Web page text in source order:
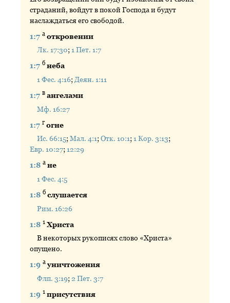
страданий, войдут в покой Господа и будут
наслаждаться его свободой.
1:7а откровении
Лк. 17:30; 1 Пет. 1:7
1:7б неба
1 Фес. 4:16; Деян. 1:11
1:7в ангелами
Мф. 16:27
1:7г огне
Ис. 66:15;Мал. 4:1;Отк. 10:1; 1 Кор. 3:13;
Евр. 10:27; 12:29
1:8а не
1 Фес. 4:5
1:8б слушается
Рим. 16:26
1:81 Христа
В некоторых рукописях слово «Христа»
опущено.
1:9а уничтожения
Флп. 3:19; 2 Пет. 3:7
1:91 присутствия